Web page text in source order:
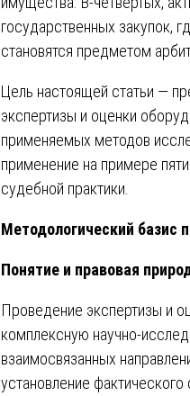
государственных закупок,
становятся предметом
Цель настоящей статьи —
экспертизы и оценки
применяемых методов
применение на примере
судебной практики.
Методологический базис
Понятие и правовая
Проведение экспертизы и
комплексную научно-
взаимосвязанных
установление